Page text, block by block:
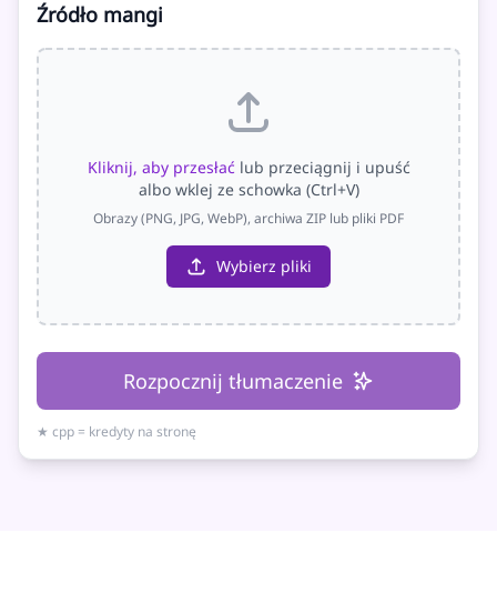
Źródło mangi
Kliknij, aby przesłać lub przeciągnij i upuść
albo wklej ze schowka (Ctrl+V)
Obrazy (PNG, JPG, WebP), archiwa ZIP lub pliki PDF
Wybierz pliki
Rozpocznij tłumaczenie
★ cpp = kredyty na stronę